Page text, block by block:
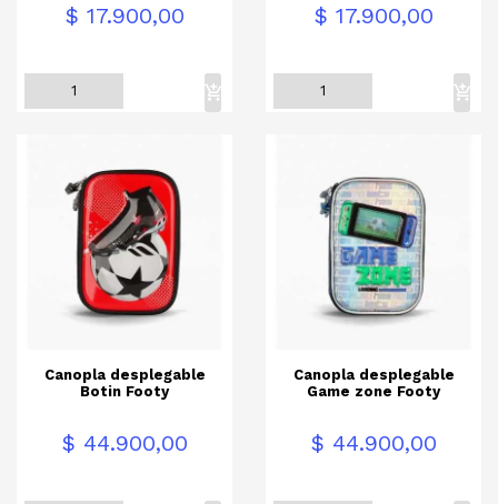
Precio$ 17.900,00 Precio$ 17.900,00
Canopla desplegable
Botin Footy
Precio$ 44.900,00
Canopla desplegable
Game zone Footy
Precio$ 44.900,00